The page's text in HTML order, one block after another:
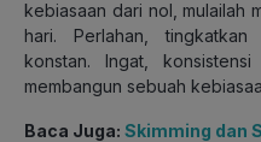
kebiasaan dari nol, mulailah
hari. Perlahan, tingkatkan
konstan. Ingat,
membangun sebuah
Baca Juga: Skimming dan